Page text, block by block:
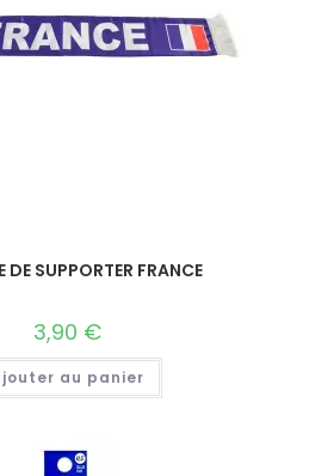
DE SUPPORTER FRANCE
3,90 €
au panier